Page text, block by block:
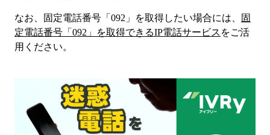
なお、固定電話番号「 092 」を取得したい場合には、
固
定電話番号「 092 」を取得できるIP電話サービス をご活
用ください。